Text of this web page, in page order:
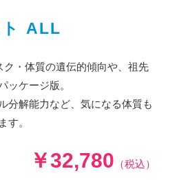
ト ALL
・体質の遺伝的傾向や、祖先
ッケージ版。
分解能力など、気になる体質も
す。
￥32,780 （税込）